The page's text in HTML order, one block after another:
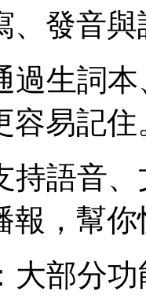
、發音
過生詞
容易記住
持語音
報，幫
大部分